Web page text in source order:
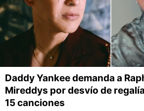
Daddy Yankee demanda a
Mireddys por desvío de
15 canciones